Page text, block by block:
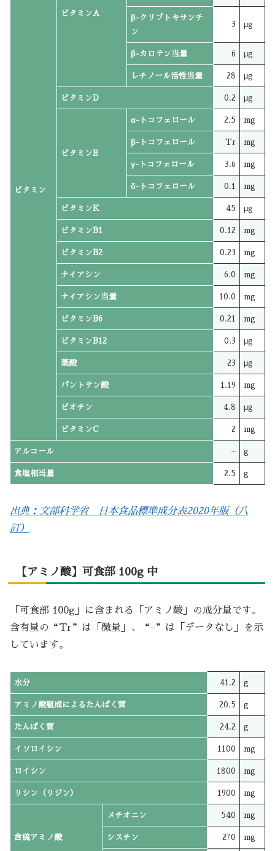
ビタミン
ビタミンA
β-クリプトキサンチ
ン
3 μg
β-カロテン当量 6 μg
レチノール活性当量 28 μg
ビタミンD 0.2 μg
ビタミンE
α-トコフェロール 2.5 mg
β-トコフェロール Tr mg
γ-トコフェロール 3.6 mg
δ-トコフェロール 0.1 mg
ビタミンK 45 μg
ビタミンB1 0.12 mg
ビタミンB2 0.23 mg
ナイアシン 6.0 mg
ナイアシン当量 10.0 mg
ビタミンB6 0.21 mg
ビタミンB12 0.3 μg
葉酸 23 μg
パントテン酸 1.19 mg
ビオチン 4.8 μg
ビタミンC 2 mg
アルコール – g
食塩相当量 2.5 g
出典：文部科学省 日本食品標準成分表2020年版（八
訂）
【アミノ酸】可食部 100g 中
「可食部 100g」に含まれる「アミノ酸」の成分量です。
含有量の“Tr”は「微量」、“-”は「データなし」を示
しています。
水分 41.2 g
アミノ酸組成によるたんぱく質 20.5 g
たんぱく質 24.2 g
イソロイシン 1100 mg
ロイシン 1800 mg
リシン（リジン） 1900 mg
含硫アミノ酸
メチオニン 540 mg
シスチン 270 mg